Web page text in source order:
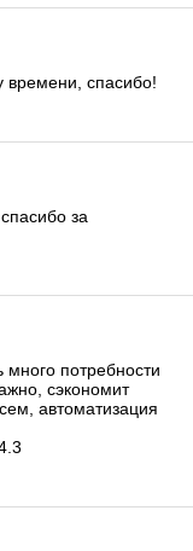
времени, спасибо!
за
потребности
сэкономит
автоматизация